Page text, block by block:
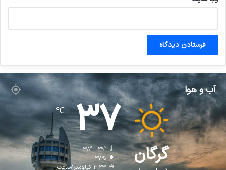
آب و هوا
گرگان
37
℃
38º - 29º
27%
4.23 کیلومتر/ساعت